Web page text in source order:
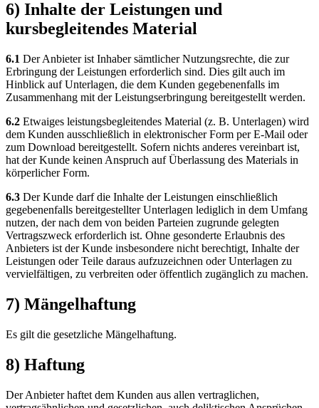
6) Inhalte der Leistungen und
kursbegleitendes Material
6.1 Der Anbieter ist Inhaber sämtlicher Nutzungsrechte, die zur
Erbringung der Leistungen erforderlich sind. Dies gilt auch im
Hinblick auf Unterlagen, die dem Kunden gegebenenfalls im
Zusammenhang mit der Leistungserbringung bereitgestellt werden.
6.2 Etwaiges leistungsbegleitendes Material (z. B. Unterlagen) wird
dem Kunden ausschließlich in elektronischer Form per E-Mail oder
zum Download bereitgestellt. Sofern nichts anderes vereinbart ist,
hat der Kunde keinen Anspruch auf Überlassung des Materials in
körperlicher Form.
6.3 Der Kunde darf die Inhalte der Leistungen einschließlich
gegebenenfalls bereitgestellter Unterlagen lediglich in dem Umfang
nutzen, der nach dem von beiden Parteien zugrunde gelegten
Vertragszweck erforderlich ist. Ohne gesonderte Erlaubnis des
Anbieters ist der Kunde insbesondere nicht berechtigt, Inhalte der
Leistungen oder Teile daraus aufzuzeichnen oder Unterlagen zu
vervielfältigen, zu verbreiten oder öffentlich zugänglich zu machen.
7) Mängelhaftung
Es gilt die gesetzliche Mängelhaftung.
8) Haftung
Der Anbieter haftet dem Kunden aus allen vertraglichen,